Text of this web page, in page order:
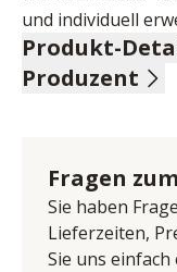
und individuell
Produkt-
Front und Korpus
Doppelbett,
180x200 cm
Nachttisch-Paar,
Produzent
E-Mail-Adresse:
UID
811172957
Fragen
Sie haben
Lieferzeiten,
Sie uns